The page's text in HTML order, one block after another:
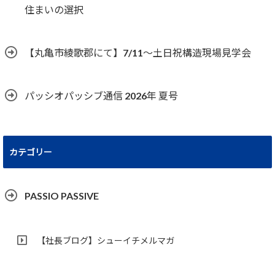
住まいの選択
【丸亀市綾歌郡にて】7/11～土日祝構造現場見学会
パッシオパッシブ通信 2026年 夏号
カテゴリー
PASSIO PASSIVE
【社長ブログ】シューイチメルマガ